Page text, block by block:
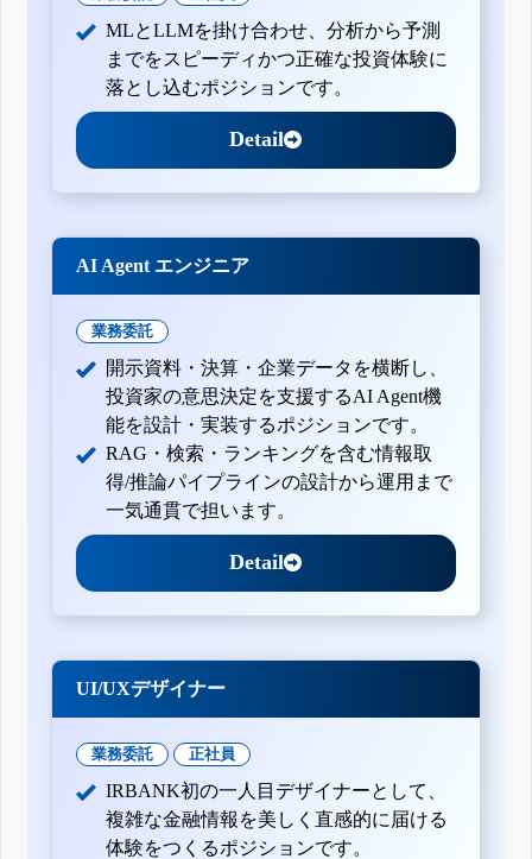
MLとLLMを掛け合わせ、分析から予測
までをスピーディかつ正確な投資体験に
落とし込むポジションです。
Detail
AI Agent エンジニア
業務委託
開示資料・決算・企業データを横断し、
投資家の意思決定を支援するAI Agent機
能を設計・実装するポジションです。
RAG・検索・ランキングを含む情報取
得/推論パイプラインの設計から運用まで
一気通貫で担います。
Detail
UI/UXデザイナー
業務委託 正社員
IRBANK初の一人目デザイナーとして、
複雑な金融情報を美しく直感的に届ける
体験をつくるポジションです。